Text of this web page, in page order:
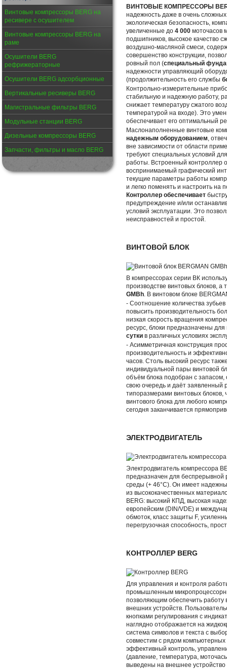
Винтовые компрессоры BERG на
ресивере с осушителем
Винтовые компрессоры BERG на
раме
Осушители BERG
рефрижераторные
Осушители BERG адсорбционные
Вертикальные ресиверы BERG
Магистральные фильтры BERG
Модульные станции BERG
Дизельные компрессоры BERG
Запчасти, фильтры и масло BERG
ВИНТОВЫЕ КОМПРЕССОРЫ
надежность даже в очень
экологическая безопасность,
увеличенные до 4 000 моточасов
подшипников, высокое качество
воздушно-масляной смеси,
совершенство конструкции,
ровный пол (специальный
надежности управляющий
(продолжительность его службы
Контрольно-измерительные
стабильную и надежную работу,
снижает температуру сжатого
температурой на входе). Это
обеспечивает его оптимальный
Маслонаполненные винтовые
надежным оборудованием ,
вне зависимости от области
требуют специальных условий
работы. Встроенный контроллер
воспринимаемый графический
текущие параметры работы
и легко поменять и настроить на
Контроллер обеспечивает
предупреждение и/или
условий эксплуатации. Это
неисправностей и простой.
ВИНТОВОЙ БЛОК
В компрессорах серии ВК
производстве винтовых блоков, а
GMBh . В винтовом блоке
- Cоотношение количества
повысить производительность
низкая скорость вращения
ресурс, блоки предназначены для
сутки в различных условиях
- Асимметричная конструкция
производительность и
часов. Столь высокий ресурс
индивидуальной пары винтовой
объём блока подобран с
свою очередь и даёт
типоразмерами винтовых блоков,
винтового блока для любого
сегодня заканчивается
ЭЛЕКТРОДВИГАТЕЛЬ
Электродвигатель компрессора
предназначен для
среды (+ 46°С). Он имеет
из высококачественных
BERG: высокий КПД, высокая
европейским (DIN/VDE) и
обмоток, класс защиты F,
перегрузочная способность,
КОНТРОЛЛЕР BERG
Для управления и контроля
промышленным
позволяющим обеспечить работу
внешних устройств.
кнопками регулирования с
наглядно отображается на
система символов и текста с
совместим с рядом
эффективный контроль,
(давление, температура,
выведены на внешнее устройство